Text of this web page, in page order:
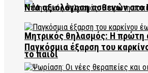
Μητρικός θηλασμός: Η πρώτη
το παιδί
Νέα αξιολόγηση ασθενών στο
Παγκόσμια έξαρση του